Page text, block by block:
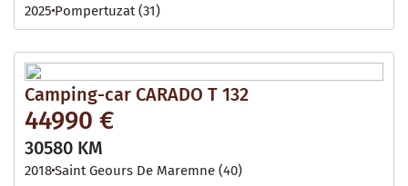
2025 Pompertuzat (31)
Camping-car CARADO T 132
44990 €
30580 KM
2018Saint Geours De Maremne (40)